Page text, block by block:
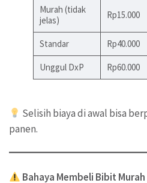
Murah (tidak
jelas)
Rp15.000
Standar Rp40.000
Unggul DxP Rp60.000
Selisih biaya di awal bisa
panen.
Bahaya Membeli Bibit Murah